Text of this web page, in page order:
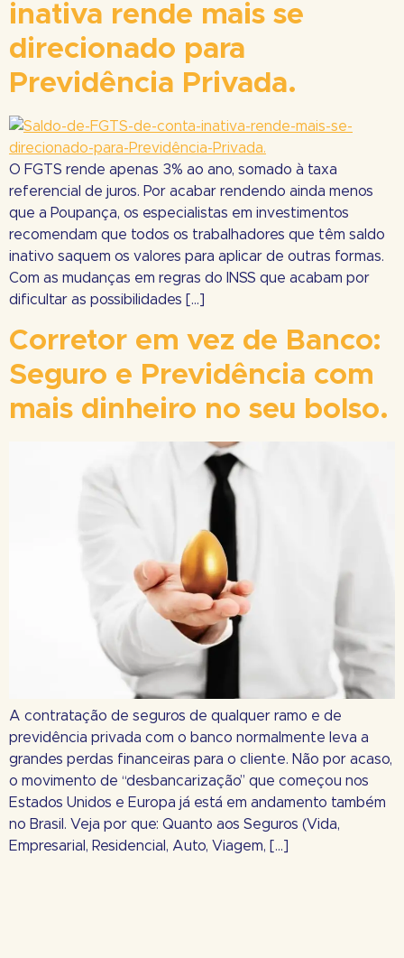
inativa rende mais se
direcionado para
Previdência Privada.
O FGTS rende apenas 3% ao ano, somado à taxa
referencial de juros. Por acabar rendendo ainda menos
que a Poupança, os especialistas em investimentos
recomendam que todos os trabalhadores que têm saldo
inativo saquem os valores para aplicar de outras formas.
Com as mudanças em regras do INSS que acabam por
dificultar as possibilidades […]
Corretor em vez de Banco:
Seguro e Previdência com
mais dinheiro no seu bolso.
A contratação de seguros de qualquer ramo e de
previdência privada com o banco normalmente leva a
grandes perdas financeiras para o cliente. Não por acaso,
o movimento de “desbancarização” que começou nos
Estados Unidos e Europa já está em andamento também
no Brasil. Veja por que: Quanto aos Seguros (Vida,
Empresarial, Residencial, Auto, Viagem, […]